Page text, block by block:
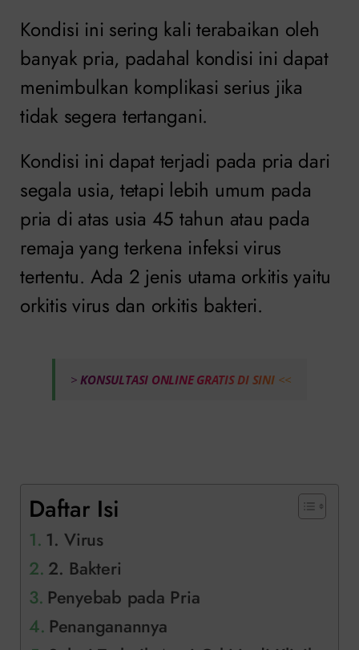
Kondisi ini sering kali terabaikan oleh
banyak pria, padahal kondisi ini dapat
menimbulkan komplikasi serius jika
tidak segera tertangani.
Kondisi ini dapat terjadi pada pria dari
segala usia, tetapi lebih umum pada
pria di atas usia 45 tahun atau pada
remaja yang terkena infeksi virus
tertentu. Ada 2 jenis utama orkitis yaitu
orkitis virus dan orkitis bakteri.
> KONSULTASI ONLINE GRATIS DI SINI<<
Daftar Isi
1. Virus
2. Bakteri
Penyebab pada Pria
Penanganannya